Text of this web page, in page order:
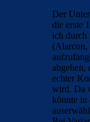
Der
die erste
ich durch
(Alarcon,
abgeben,
echter
wird. Da
könnte in